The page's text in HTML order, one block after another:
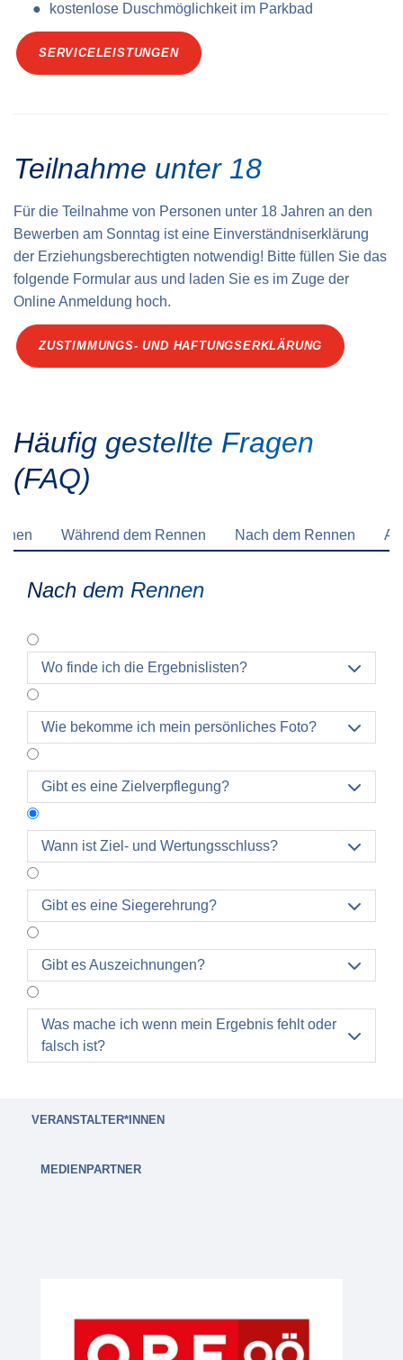
kostenlose Duschmöglichkeit im Parkbad
SERVICELEISTUNGEN
Teilnahme unter 18
Für die Teilnahme von Personen unter 18 Jahren an den
Bewerben am Sonntag ist eine Einverständnis­erklärung
der Erziehungs­berechtigten notwendig! Bitte füllen Sie das
folgende Formular aus und laden Sie es im Zuge der
Online Anmeldung hoch.
ZUSTIMMUNGS- UND HAFTUNGSERKLÄRUNG
Häufig gestellte Fragen
(FAQ)
Während dem Rennen Nach dem Rennen
Nach dem Rennen
Wo finde ich die Ergebnislisten? 
Wie bekomme ich mein persönliches Foto? 
Gibt es eine Zielverpflegung? 
Wann ist Ziel- und Wertungsschluss? 
Zielschluss für die Laufbewerbe ist um 15:30 Uhr.
Zielschluss für die rollenden Bewerbe ist um 09:30
Gibt es eine Siegerehrung? 
Gibt es Auszeichnungen? 
Was mache ich wenn mein Ergebnis fehlt oder
falsch ist?

VERANSTALTER*INNEN
MEDIENPARTNER